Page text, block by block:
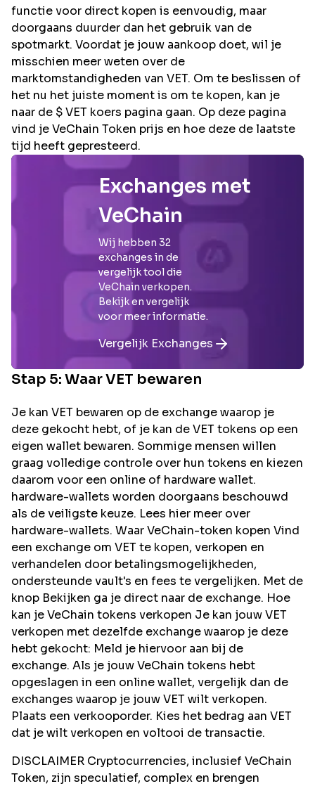
functie voor direct kopen is eenvoudig, maar
doorgaans duurder dan het gebruik van de
spotmarkt. Voordat je jouw aankoop doet, wil je
misschien meer weten over de
marktomstandigheden van VET. Om te beslissen of
het nu het juiste moment is om te kopen, kan je
naar de $ VET koers pagina gaan. Op deze pagina
vind je VeChain Token prijs en hoe deze de laatste
tijd heeft gepresteerd.
Exchanges met
VeChain
Wij hebben 32
exchanges in de
vergelijk tool die
VeChain verkopen.
Bekijk en vergelijk
voor meer informatie.
Vergelijk Exchanges
Stap 5: WaarVET bewaren
Je kan VET bewaren op de exchange waarop je
deze gekocht hebt, of je kan de VET tokens op een
eigen wallet bewaren. Sommige mensen willen
graag volledige controle over hun tokens en kiezen
daarom voor een online of hardware wallet.
hardware-wallets worden doorgaans beschouwd
als de veiligste keuze. Lees hier meer over
hardware-wallets. Waar VeChain-token kopen Vind
een exchange om VET te kopen, verkopen en
verhandelen door betalingsmogelijkheden,
ondersteunde vault's en fees te vergelijken. Met de
knop Bekijken ga je direct naar de exchange. Hoe
kan je VeChain tokens verkopen Je kan jouw VET
verkopen met dezelfde exchange waarop je deze
hebt gekocht: Meld je hiervoor aan bij de
exchange. Als je jouw VeChain tokens hebt
opgeslagen in een online wallet, vergelijk dan de
exchanges waarop je jouw VET wilt verkopen.
Plaats een verkooporder. Kies het bedrag aan VET
dat je wilt verkopen en voltooi de transactie.
DISCLAIMER Cryptocurrencies, inclusief VeChain
Token, zijn speculatief, complex en brengen